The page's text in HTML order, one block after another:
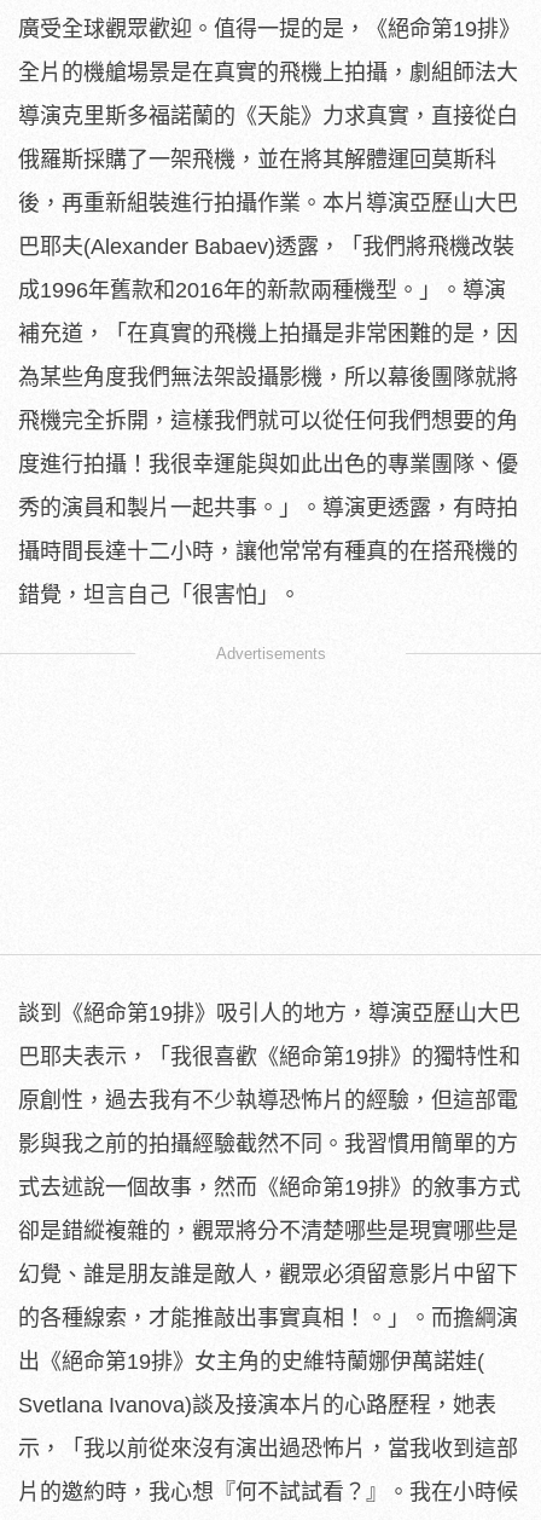
廣受全球觀眾歡迎。值得一提的是，《絕命第19排》
全片的機艙場景是在真實的飛機上拍攝， 劇組師法大
導演克里斯多福諾蘭的《天能》力求真實， 直接從白
俄羅斯採購了一架飛機，並在將其解體運回莫斯科
後， 再重新組裝進行拍攝作業。本片導演亞歷山大巴
巴耶夫(Alexander Babaev)透露，「我們將飛機改裝
成1996年舊款和2016年的新款兩種機型。」。導演
補充道，「 在真實的飛機上拍攝是非常困難的是， 因
為某些角度我們無法架設攝影機， 所以幕後團隊就將
飛機完全拆開， 這樣我們就可以從任何我們想要的角
度進行拍攝！ 我很幸運能與如此出色的專業團隊、優
秀的演員和製片一起共事。」
。導演更透露，有時拍
攝時間長達十二小時， 讓他常常有種真的在搭飛機的
錯覺，坦言自己「很害怕」。
Advertisements
談到《絕命第19排》吸引人的地方，導演亞歷山大巴
巴耶夫表示，
「我很喜歡《絕命第19排》的獨特性和
原創性， 過去我有不少執導恐怖片的經驗， 但這部電
影與我之前的拍攝經驗截然不同。 我習慣用簡單的方
式去述說一個故事，然而《絕命第19排》 的敘事方式
卻是錯縱複雜的， 觀眾將分不清楚哪些是現實哪些是
幻覺、誰是朋友誰是敵人， 觀眾必須留意影片中留下
的各種線索，才能推敲出事實真相！。」。 而擔綱演
出《絕命第19排》女主角的史維特蘭娜伊萬諾娃(
Svetlana Ivanova)談及接演本片的心路歷程，她表
示，「 我以前從來沒有演出過恐怖片，當我收到這部
片的邀約時，我心想『何不試試看？』。我在小時候